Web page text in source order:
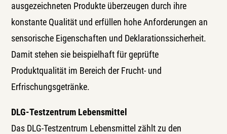
ausgezeichneten Produkte überzeugen durch ihre
konstante Qualität und erfüllen hohe Anforderungen an
sensorische Eigenschaften und Deklarationssicherheit.
Damit stehen sie beispielhaft für geprüfte
Produktqualität im Bereich der Frucht- und
Erfrischungsgetränke.
DLG-Testzentrum Lebensmittel
Das DLG-Testzentrum Lebensmittel zählt zu den